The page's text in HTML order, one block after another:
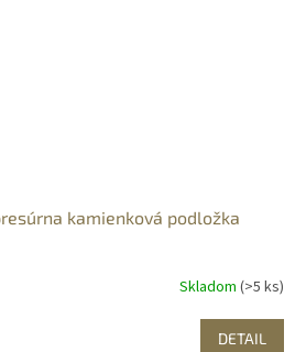
kamienková podložka
Skladom (>5 ks)
DETAIL